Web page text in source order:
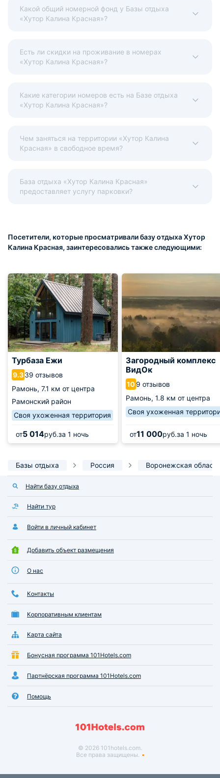
Какой общий номерной фонд у Базы отдыха
«Хутор Калина Красная»?
Есть ли скидки на проживание в номерах
«Хутор Калина Красная»?
Какие категории номеров есть на Базе отдыха
«Хутор Калина Красная»?
Чем заняться на территории «Хутор Калина
Красная» в свободное время?
База отдыха «Хутор Калина Красная»
предоставляет услугу парковки?
Посетители, которые просматривали базу отдыха Хутор
Калина Красная, заинтересовались также следующими:
Турбаза Ежи
9.339 отзывов
Рамонь, 7.1 км от центра
Рамонский район
Своя ухоженная территория
от5 014руб.за 1 ночь
Загородный комплекс
ВидОк
10 9 отзывов
Рамонь, 1.8 км от центра
Своя ухоженная
от11 000руб.за 1 ночь
Базы отдыха Россия Воронежская
Найти базу отдыха
Найти тур
Войти в личный кабинет
Добавить объект размещения
О нас
Контакты
Корпоративным клиентам
Карта сайта
Бонусная программа 101Hotels.com
Партнёрская программа 101Hotels.com
Помощь
© 2026 101hotels.com.
Все права защищены.